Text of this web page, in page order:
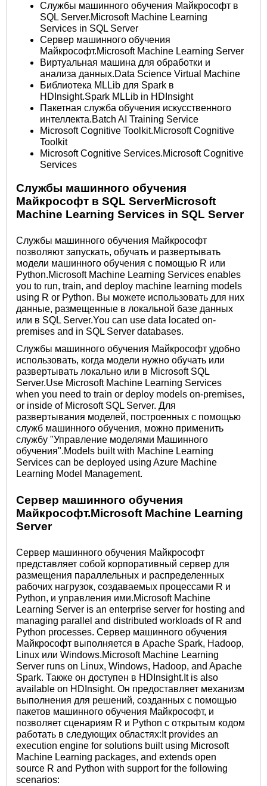
Службы машинного обучения Майкрософт в
SQL Server.Microsoft Machine Learning
Services in SQL Server
Сервер машинного обучения
Майкрософт.Microsoft Machine Learning Server
Виртуальная машина для обработки и
анализа данных.Data Science Virtual Machine
Библиотека MLLib для Spark в
HDInsight.Spark MLLib in HDInsight
Пакетная служба обучения искусственного
интеллекта.Batch AI Training Service
Microsoft Cognitive Toolkit.Microsoft Cognitive
Toolkit
Microsoft Cognitive Services.Microsoft Cognitive
Services
Службы машинного обучения
Майкрософт в SQL ServerMicrosoft
Machine Learning Services in SQL Server
Службы машинного обучения Майкрософт
позволяют запускать, обучать и развертывать
модели машинного обучения с помощью R или
Python.Microsoft Machine Learning Services enables
you to run, train, and deploy machine learning models
using R or Python. Вы можете использовать для них
данные, размещенные в локальной базе данных
или в SQL Server.You can use data located on-
premises and in SQL Server databases.
Службы машинного обучения Майкрософт удобно
использовать, когда модели нужно обучать или
развертывать локально или в Microsoft SQL
Server.Use Microsoft Machine Learning Services
when you need to train or deploy models on-premises,
or inside of Microsoft SQL Server. Для
развертывания моделей, построенных с помощью
служб машинного обучения, можно применить
службу "Управление моделями Машинного
обучения".Models built with Machine Learning
Services can be deployed using Azure Machine
Learning Model Management.
Сервер машинного обучения
Майкрософт.Microsoft Machine Learning
Server
Сервер машинного обучения Майкрософт
представляет собой корпоративный сервер для
размещения параллельных и распределенных
рабочих нагрузок, создаваемых процессами R и
Python, и управления ими.Microsoft Machine
Learning Server is an enterprise server for hosting and
managing parallel and distributed workloads of R and
Python processes. Сервер машинного обучения
Майкрософт выполняется в Apache Spark, Hadoop,
Linux или Windows.Microsoft Machine Learning
Server runs on Linux, Windows, Hadoop, and Apache
Spark. Также он доступен в HDInsight.It is also
available on HDInsight. Он предоставляет механизм
выполнения для решений, созданных с помощью
пакетов машинного обучения Майкрософт, и
позволяет сценариям R и Python с открытым кодом
работать в следующих областях:It provides an
execution engine for solutions built using Microsoft
Machine Learning packages, and extends open
source R and Python with support for the following
scenarios: